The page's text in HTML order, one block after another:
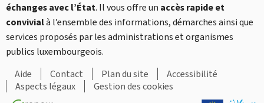
échanges avec l’État. Il vous offre un accès rapide et
convivialà l’ensemble des informations, démarches ainsi que
services proposés par les administrations et organismes
publics luxembourgeois.
Aide
Contact Plan du site
Accessibilité
Aspects légaux
Gestion des cookies